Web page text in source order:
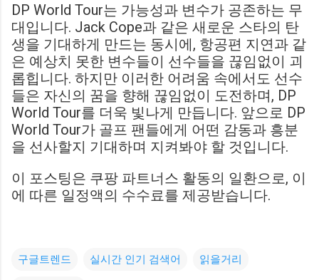
DP World Tour는 가능성과 변수가 공존하는 무
대입니다. Jack Cope과 같은 새로운 스타의 탄
생을 기대하게 만드는 동시에, 항공편 지연과 같
은 예상치 못한 변수들이 선수들을 끊임없이 괴
롭힙니다. 하지만 이러한 어려움 속에서도 선수
들은 자신의 꿈을 향해 끊임없이 도전하며, DP
World Tour를 더욱 빛나게 만듭니다. 앞으로 DP
World Tour가 골프 팬들에게 어떤 감동과 흥분
을 선사할지 기대하며 지켜봐야 할 것입니다.
이 포스팅은 쿠팡 파트너스 활동의 일환으로, 이
에 따른 일정액의 수수료를 제공받습니다.
구글트렌드 실시간 인기 검색어 읽을거리